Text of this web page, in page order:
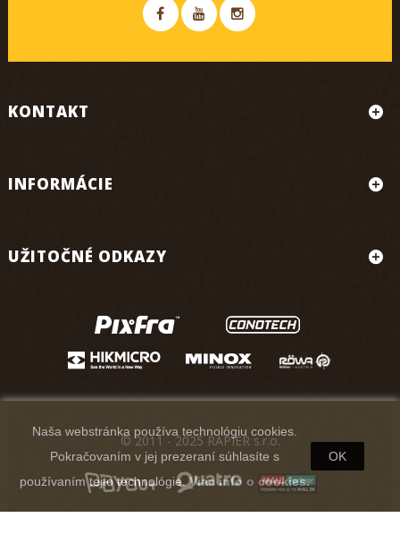
KONTAKT
INFORMÁCIE
UŽITOČNÉ ODKAZY
Naša webstránka používa technológiu cookies.
Pokračovaním v jej prezeraní súhlasíte s
používaním tejto technológie.Viac info o cookies.
OK
© 2011 - 2025 RAPIER s.r.o.